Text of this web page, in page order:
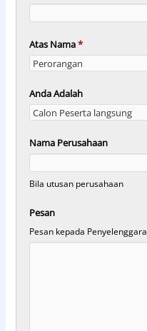
Atas Nama*
Anda Adalah
Nama Perusahaan
Bila utusan perusahaan
Pesan
Pesan kepada Penyelenggara